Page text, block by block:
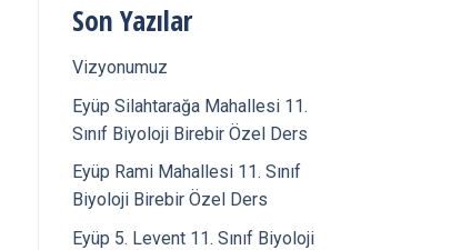
Son Yazılar
Vizyonumuz
Eyüp Silahtarağa Mahallesi 11.
Sınıf Biyoloji Birebir Özel Ders
Eyüp Rami Mahallesi 11. Sınıf
Biyoloji Birebir Özel Ders
Eyüp 5. Levent 11. Sınıf Biyoloji